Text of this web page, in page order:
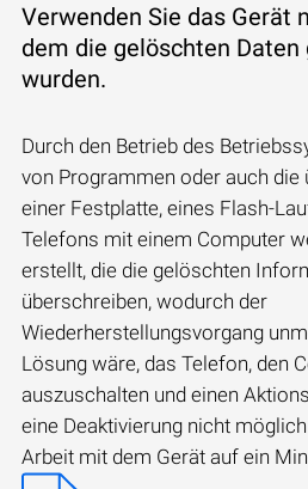
Verwenden Sie das Gerät
dem die gelöschten Daten
wurden.
Durch den Betrieb des
von Programmen oder auch die
einer Festplatte, eines Flash-
Telefons mit einem Computer
erstellt, die die gelöschten
überschreiben, wodurch der
Wiederherstellungsvorgang
Lösung wäre, das Telefon, den
auszuschalten und einen
eine Deaktivierung nicht
Arbeit mit dem Gerät auf ein